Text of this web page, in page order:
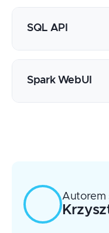
Wydajność
Agregacja
SQL API
Tabele
Spark WebUI
Autorem